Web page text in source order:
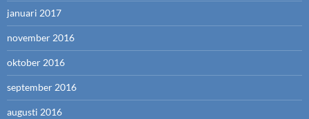
januari 2017
november 2016
oktober 2016
september 2016
augusti 2016